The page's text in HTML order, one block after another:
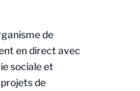
de
en direct avec
sociale et
de